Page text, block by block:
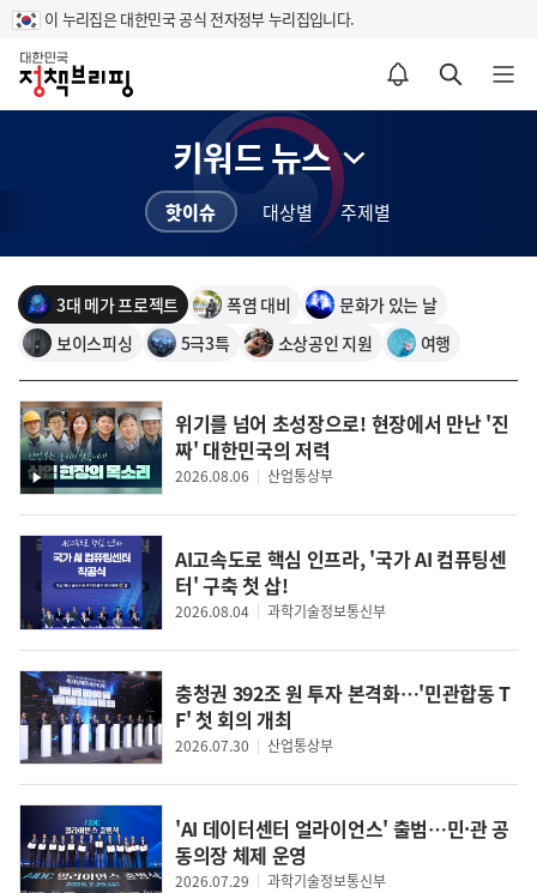
이 누리집은 대한민국 공식 전자정부 누리집입니다.
홈
알림설정 바로가기 검색 바로가기 메뉴 열기
키워드 뉴스
핫이슈 대상별 주제별
현익
한국위원회
무총장
박찬일
셰프
명지대 경상통계학
응용데이터사이언스
3대 메가 프로젝트 폭염 대비
문화가 있는 날
보이스피싱
5극3특 소상공인 지원 여행
영
상
위기를 넘어 초성장으로! 현장에서 만난 '진
짜' 대한민국의 저력
2026.08.06 산업통상부
AI고속도로 핵심 인프라, '국가 AI 컴퓨팅센
터' 구축 첫 삽!
2026.08.04 과학기술정보통신부
충청권 392조 원 투자 본격화…'민관합동 T
F' 첫 회의 개최
2026.07.30 산업통상부
'AI 데이터센터 얼라이언스' 출범…민·관 공
동의장 체제 운영
2026.07.29 과학기술정보통신부